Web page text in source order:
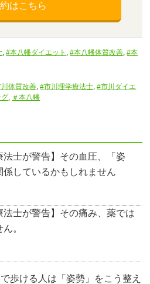
はこちら
,#本八幡ダイエット ,#本八幡体質改善,#本
体質改善,#市川理学療法士,#市川ダイエ
, ＃本八幡
法士が警告】その血圧、「姿
係しているかもしれません
法士が警告】その痛み、薬では
。
歩ける人は「姿勢」をこう整え